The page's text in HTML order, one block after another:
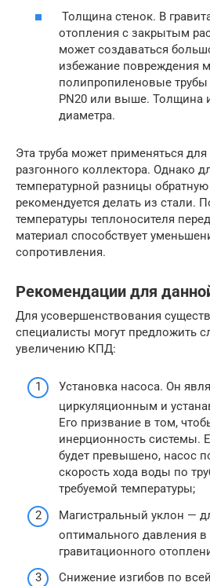
Толщина стенок. В
отопления с закрытым
может создаваться
избежание повреждения
полипропиленовые
PN20 или выше. Толщина
диаметра.
Эта труба может применяться для
разгонного коллектора. Однако
температурной разницы
рекомендуется делать из стали.
температуры теплоносителя
материал способствует
сопротивления.
Рекомендации для
Для усовершенствования
специалисты могут предложить
увеличению КПД:
Установка насоса. Он
циркуляционным и
Его призвание в том,
инерционность системы.
будет превышено, насос
скорость хода воды по
требуемой температуры;
Магистральный уклон —
оптимального давления в
гравитационного
Снижение изгибов по